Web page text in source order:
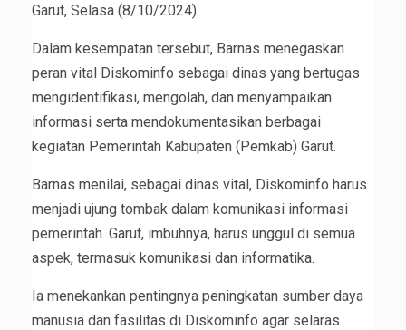
Garut, Selasa (8/10/2024).
Dalam kesempatan tersebut, Barnas menegaskan
peran vital Diskominfo sebagai dinas yang bertugas
mengidentifikasi, mengolah, dan menyampaikan
informasi serta mendokumentasikan berbagai
kegiatan Pemerintah Kabupaten (Pemkab) Garut.
Barnas menilai, sebagai dinas vital, Diskominfo harus
menjadi ujung tombak dalam komunikasi informasi
pemerintah. Garut, imbuhnya, harus unggul di semua
aspek, termasuk komunikasi dan informatika.
Ia menekankan pentingnya peningkatan sumber daya
manusia dan fasilitas di Diskominfo agar selaras